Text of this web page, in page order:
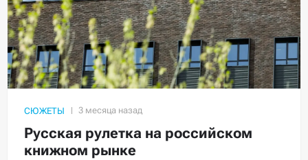
СЮЖЕТЫ
Русская рулетка на российском
книжном рынке